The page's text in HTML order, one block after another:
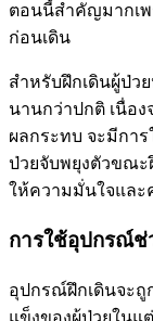
ตอนนี้สำคัญมากเพ
ก่อนเดิน
สำหรับฝึกเดินผู้ป่ว
นานกว่าปกติ เนื่อ
ผลกระทบ จะมีการ
ป่วยจับพยุงตัวขณะ
ให้ความมั่นใจและ
การใช้อุปกรณ์
อุปกรณ์ฝึกเดินจะถู
แข็งของผู้ป่วยในแ